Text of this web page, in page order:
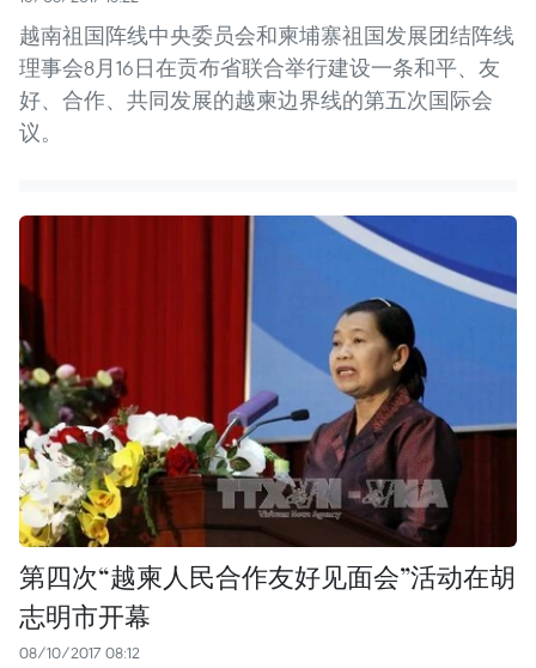
越南祖国阵线中央委员会和柬埔寨祖国发展团结阵线
理事会8月16日在贡布省联合举行建设一条和平、友
好、合作、共同发展的越柬边界线的第五次国际会
议。
第四次“越柬人民合作友好见面会”活动在胡
志明市开幕
08/10/2017 08:12